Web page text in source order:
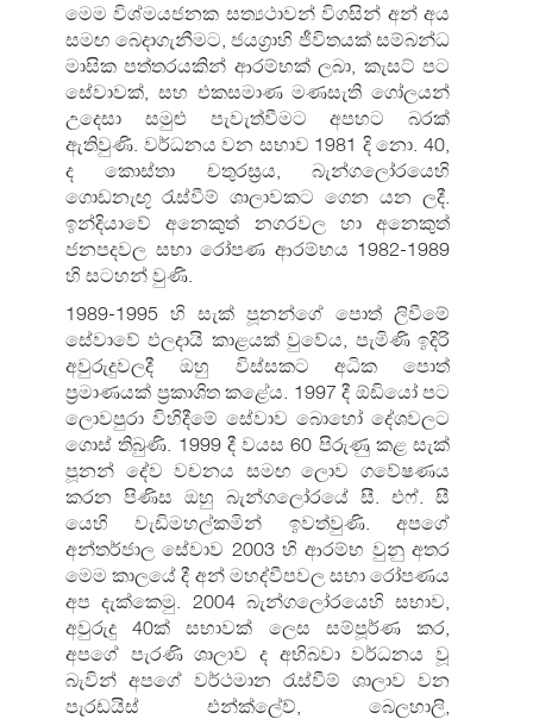
මෙම විශ්මයජනක සත්‍යථාවන් විගසින් අන් අය
සමඟ බෙදාගැනීමට, ජයග්‍රාහි ජීවිතයක් සම්බන්ධ
මාසික පත්තරයකින් ආරම්භක් ලබා, කැසට් පට
සේවාවක්, සහ එකසමාණ මණසැති ගෝලයන්
උදෙසා සමුළු පැවැත්වීමට අපහට බරක්
ඇතිවුණි. වර්ධනය වන සභාව 1981 දි නො. 40,
ද කොස්තා චතුරස්‍රය, බැන්ගලෝරයෙහි
ගොඩනැඟූ රැස්වීම් ශාලාවකට ගෙන යන ලදී.
ඉන්දියාවේ අනෙකුත් නගරවල හා අනෙකුත්
ජනපදවල සභා රෝපණ ආරම්භය 1982-1989
හි සටහන් වුණි.
1989-1995 හි සැක් පූනන්ගේ පොත් ලිවීමේ
සේවාවේ ඵලදායි කාළයක් වුවේය, පැමිණි ඉදිරි
අවුරුදුවලදී ඔහු විස්සකට අධික පොත්
ප්‍රමාණයක් ප්‍රකාශිත කළේය. 1997 දී ඕඩියෝ පට
ලොවපුරා විහිදීමේ සේවාව බොහෝ දේශවලට
ගොස් තිබුණි. 1999 දී වයස 60 පිරුණු කළ සැක්
පූනන් දේව වචනය සමඟ ලොව ගවේෂණය
කරන පිණිස ඔහු බැන්ගලෝරයේ සී. එෆ්. සී
යෙහි වැඩිමහල්කමින් ඉවත්වුණි. අපගේ
අන්තර්ජාල සේවාව 2003 හි ආරම්භ වුනු අතර
මෙම කාලයේ දී අන් මහද්වීපවල සභා රෝපණය
අප දැක්කෙමු. 2004 බැන්ගලෝරයෙහි සභාව,
අවුරුදු 40ක් සභාවක් ලෙස සම්පූර්ණ කර,
අපගේ පැරණි ශාලාව ද අභිබවා වර්ධනය වූ
බැවින් අපගේ වර්ථමාන රැස්වීම් ශාලාව වන
පැරඩයිස් එන්ක්ලේව්, බෙලහාලි,